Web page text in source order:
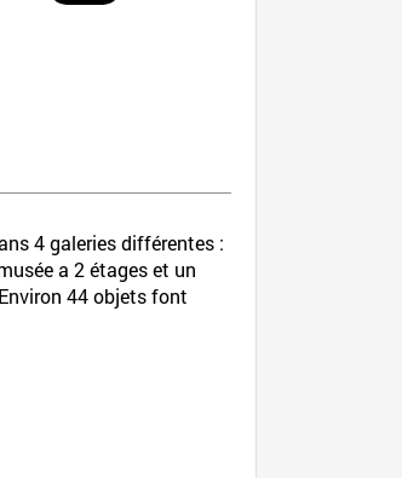
4 galeries différentes :
a 2 étages et un
44 objets font